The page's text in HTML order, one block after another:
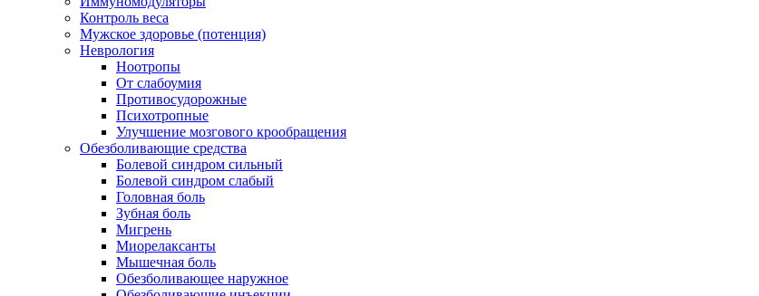
Контроль веса
Мужское здоровье (потенция)
Неврология
Ноотропы
От слабоумия
Противосудорожные
Психотропные
Улучшение мозгового крообращения
Обезболивающие средства
Болевой синдром сильный
Болевой синдром слабый
Головная боль
Зубная боль
Мигрень
Миорелаксанты
Мышечная боль
Обезболивающее наружное